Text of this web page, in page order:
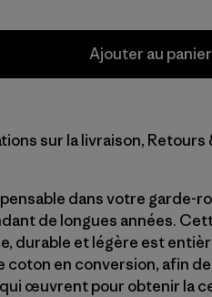
Ajouter au panier
sur la livraison, Retours
dans votre garde-
de longues années.
durable et légère est
coton en conversion, afin
œuvrent pour obtenir la